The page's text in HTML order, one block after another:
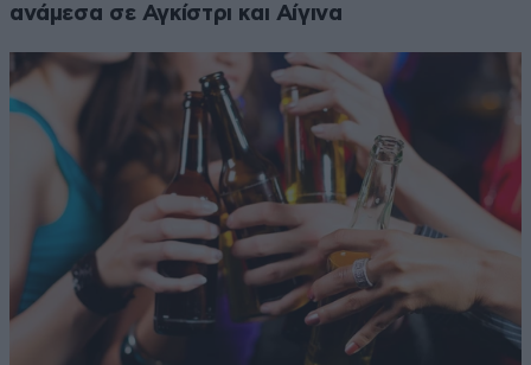
ανάμεσα σε Αγκίστρι και Αίγινα